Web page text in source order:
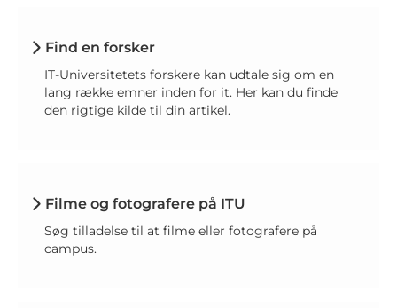
Find en forsker
IT-Universitetets forskere kan udtale sig om en
lang række emner inden for it. Her kan du finde
den rigtige kilde til din artikel.
Filme og fotografere på ITU
Søg tilladelse til at filme eller fotografere på
campus.